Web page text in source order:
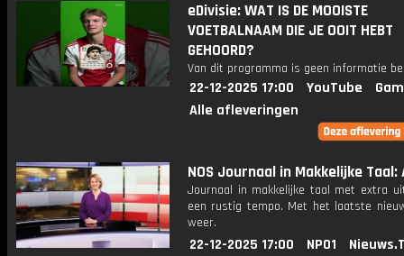
eDivisie: WAT IS DE MOOISTE
VOETBALNAAM DIE JE OOIT HEBT
GEHOORD?
Van dit programma is geen informatie
22-12-2025 17:00 YouTube
Alle afleveringen
NOS Journaal in Makkelijke
Journaal in makkelijke taal met extra
een rustig tempo. Met het laatste
weer.
22-12-2025 17:00 NPO1